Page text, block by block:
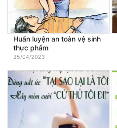
Huấn luyện an toàn vệ sinh
thực phẩm
25/04/2023